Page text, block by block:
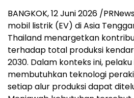
BANGKOK, 12 Juni 2026 /
mobil listrik (EV) di Asia
Thailand menargetkan
terhadap total produksi
2030. Dalam konteks ini,
membutuhkan teknologi
setiap alur produksi dapat